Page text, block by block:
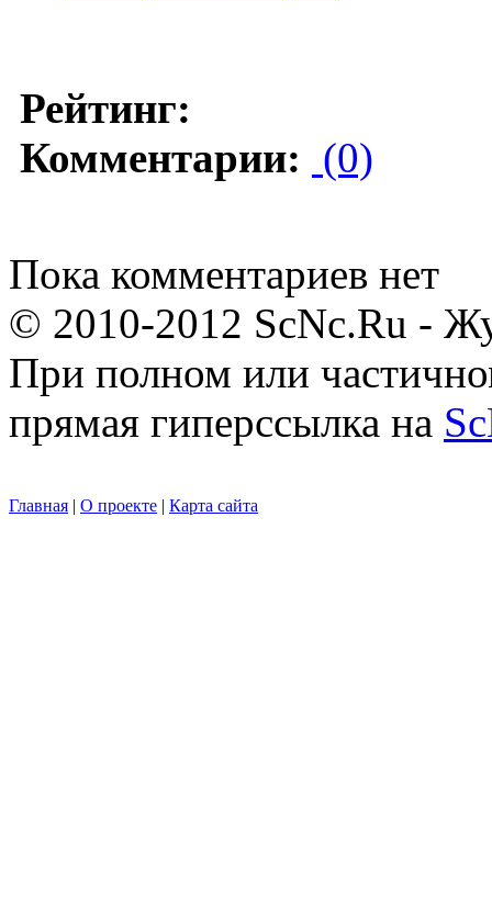
Рейтинг:
Комментарии: (0)
Пока комментариев нет
© 2010-2012 ScNc.Ru -
При полном или
прямая гиперссылка на
Главная | О проекте | Карта сайта